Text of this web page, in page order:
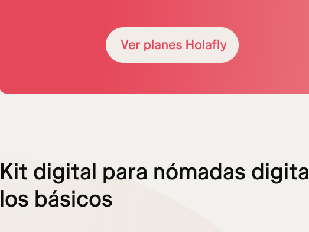
Kit digital para nómadas
los básicos